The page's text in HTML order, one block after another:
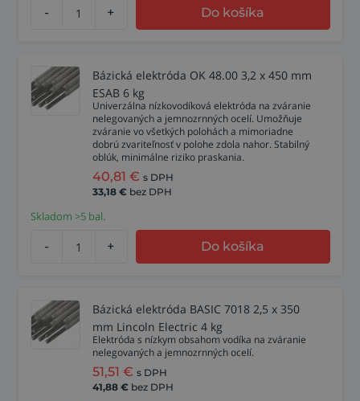
- + Do košíka
Bázická elektróda OK 48.00 3,2 x 450 mm
ESAB 6 kg
Univerzálna nízkovodíková elektróda na zváranie
nelegovaných a jemnozrnných ocelí. Umožňuje
zváranie vo všetkých polohách a mimoriadne
dobrú zvariteľnosť v polohe zdola nahor. Stabilný
oblúk, minimálne riziko praskania.
40,81 € s DPH
33,18 € bez DPH
Skladom >5 bal.
- + Do košíka
Bázická elektróda BASIC 7018 2,5 x 350
mm Lincoln Electric 4 kg
Elektróda s nízkym obsahom vodíka na zváranie
nelegovaných a jemnozrnných ocelí.
51,51 € s DPH
41,88 € bez DPH